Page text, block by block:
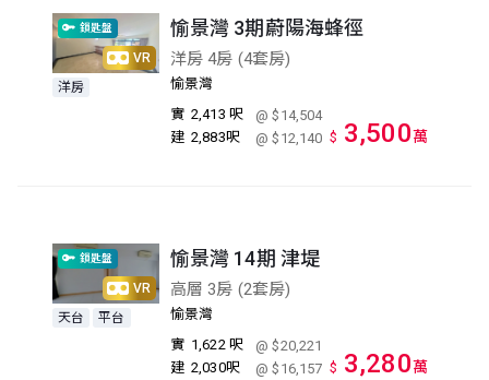
VR
鎖匙盤
洋房
愉景灣 3期蔚陽海蜂徑
洋房 4房 (4套房)
愉景灣
實 2,413 呎
@ $14,504
建 2,883呎 @ $12,140 $ 3,500萬
VR
鎖匙盤
天台 平台
愉景灣 14期 津堤
高層 3房 (2套房)
愉景灣
實 1,622 呎
@ $20,221
建 2,030呎 @ $16,157 $ 3,280萬